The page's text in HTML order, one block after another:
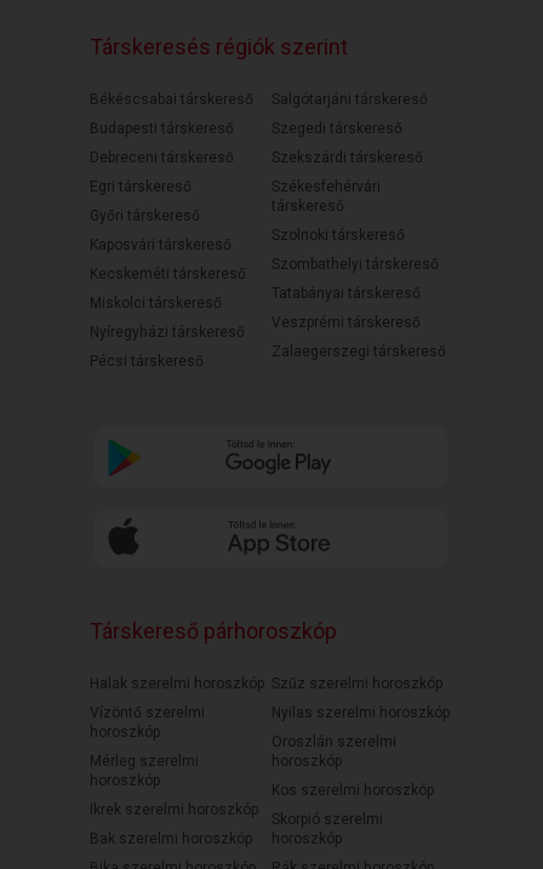
Társkeresés régiók szerint
Békéscsabai társkereső
Budapesti társkereső
Debreceni társkereső
Egri társkereső
Győri társkereső
Kaposvári társkereső
Kecskeméti társkereső
Miskolci társkereső
Nyíregyházi társkereső
Pécsi társkereső
Salgótarjáni társkereső
Szegedi társkereső
Szekszárdi társkereső
Székesfehérvári
társkereső
Szolnoki társkereső
Szombathelyi társkereső
Tatabányai társkereső
Veszprémi társkereső
Zalaegerszegi társkereső
Társkereső párhoroszkóp
Halak szerelmi horoszkóp
Vízöntő szerelmi
horoszkóp
Mérleg szerelmi
horoszkóp
Ikrek szerelmi horoszkóp
Bak szerelmi horoszkóp
Szűz szerelmi horoszkóp
Nyilas szerelmi horoszkóp
Oroszlán szerelmi
horoszkóp
Kos szerelmi horoszkóp
Skorpió szerelmi
horoszkóp